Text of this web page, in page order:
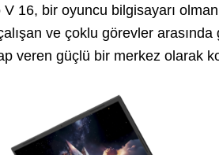
16, bir oyuncu bilgisayarı
ve çoklu görevler arasında
veren güçlü bir merkez olarak